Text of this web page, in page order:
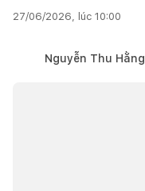
27/06/2026, lúc 10:00
Nguyễn Thu Hằng